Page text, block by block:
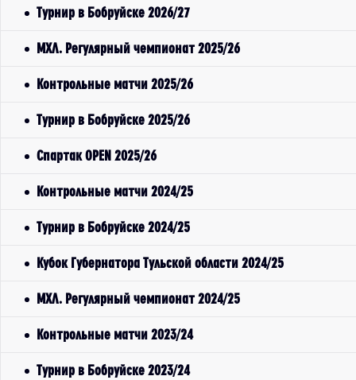
Турнир в Бобруйске 2026/27
МХЛ. Регулярный чемпионат 2025/26
Контрольные матчи 2025/26
Турнир в Бобруйске 2025/26
Спартак OPEN 2025/26
Контрольные матчи 2024/25
Турнир в Бобруйске 2024/25
Кубок Губернатора Тульской области 2024/25
МХЛ. Регулярный чемпионат 2024/25
Контрольные матчи 2023/24
Турнир в Бобруйске 2023/24